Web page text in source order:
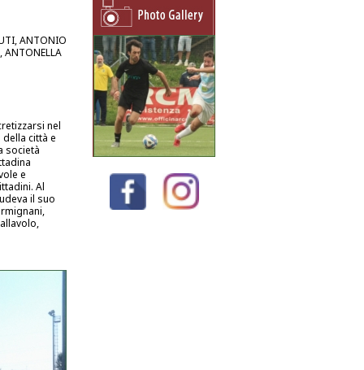
ANTONIO
ANTONELLA
nel
città e
società
e
Al
il suo